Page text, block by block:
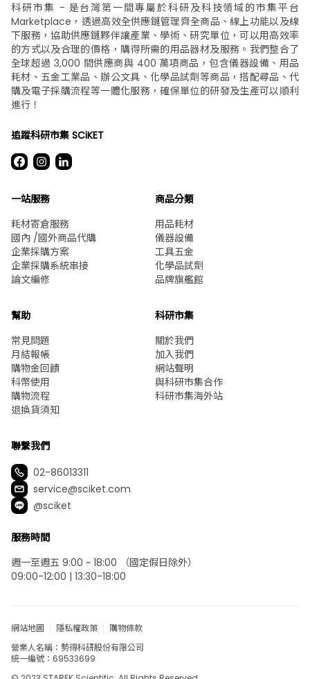
科研市集 - 是台灣第一間專屬於科研及科技領域的市集平台
Marketplace，透過高效全供應鏈管理齊全商品、線上功能以及線
下服務，協助供應鏈夥伴讓產業、學術、研究單位，可以用高效率
的方式以及合理的價格，購得所需的用品器材及服務。我們整合了
全球超過 3,000 間供應商與 400 萬項商品，包含儀器設備、用品
耗材、五金工業品、辦公文具、化學品試劑等商品，搭配尋品、代
購及電子採購流程等一體化服務，確保單位的研發及生產可以順利
進行！
追蹤科研市集 SCiKET
一站服務
耗材寄倉服務
國內 /國外商品代購
企業採購方案
企業採購系統串接
論文編修
商品分類
用品耗材
儀器設備
工具五金
化學品試劑
品牌旗艦館
幫助
常見問題
月結報帳
購物金回饋
科幣使用
購物流程
退換貨須知
科研市集
關於我們
加入我們
網站聲明
與科研市集合作
科研市集海外站
聯繫我們
02-86013311
service@sciket.com
@sciket
服務時間
週一至週五 9:00 ~ 18:00 （國定假日除外）
09:00-12:00 | 13:30-18:00
網站地圖 隱私權政策
購物條款
營業人名稱：勢得科研股份有限公司
統一編號：69533699